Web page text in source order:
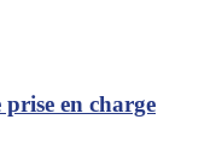
en charge